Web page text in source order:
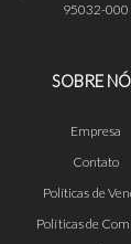
95032-000
SOBRE
Empresa
Contato
Políticas de
Políticas de